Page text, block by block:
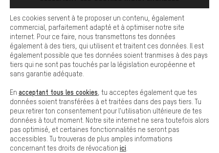
Reprise des batteries Corepile Paramètres de cookies
Modifier le contraste
Tous les prix s'entendent en euros (MwSt hors) plus les
frais de portpour la livraison versÉtats-Unis.
facilement aux questions.
Cookies de base
Les cookies de base garantissent que tu puisses utiliser les
fonctions de notre site web.
Les cookies servent à te proposer un contenu, également
commercial, parfaitement adapté et à optimiser notre site
internet. Pour ce faire, nous transmettons tes données
également à des tiers, qui utilisent et traitent ces données. Il est
également possible que tes données soient tranmises à des pays
tiers qui ne sont pas touchés par la législation européenne et
sans garantie adéquate.
En acceptant tous les cookies , tu acceptes également que tes
données soient transférées à et traitées dans des pays tiers. Tu
peux retirer ton consentement pour l'utilisation ultérieure de tes
données à tout moment. Notre site internet ne sera toutefois alors
pas optimisé, et certaines fonctionnalités ne seront pas
accessibles. Tu trouveras de plus amples informations
concernant tes droits de révocation ici